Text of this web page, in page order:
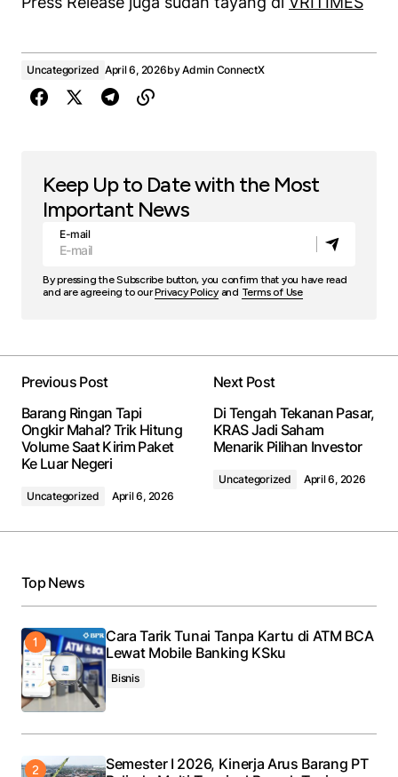
Uncategorized April 6, 2026byAdmin ConnectX
Keep Up to Date with the Most
Important News
E-mail
By pressing the Subscribe button, you confirm that you have read
and are agreeing to ourPrivacy Policyand Terms of Use
Previous Post
Barang Ringan Tapi
Ongkir Mahal? Trik Hitung
Volume Saat Kirim Paket
Ke Luar Negeri
Uncategorized April 6, 2026
Next Post
Di Tengah Tekanan Pasar,
KRAS Jadi Saham
Menarik Pilihan Investor
Uncategorized April 6, 2026
Top News
Cara Tarik Tunai Tanpa Kartu di ATM BCA
Lewat Mobile Banking KSku
Bisnis
Semester I 2026, Kinerja Arus Barang PT